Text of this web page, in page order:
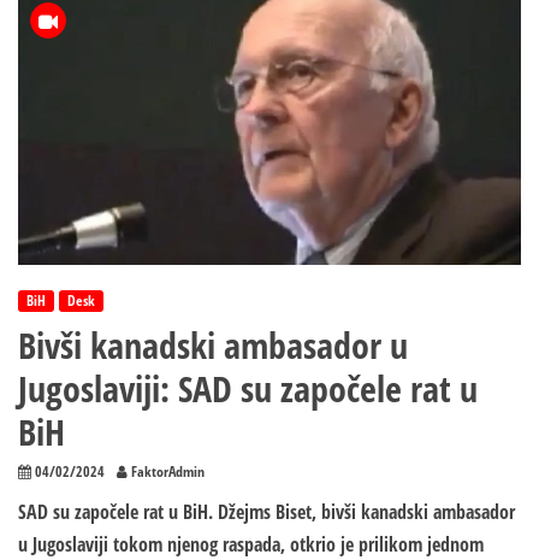
BiH Desk
Bivši kanadski ambasador u
Jugoslaviji: SAD su započele rat u
BiH
04/02/2024 FaktorAdmin
SAD su započele rat u BiH. Džejms Biset, bivši kanadski ambasador
u Jugoslaviji tokom njenog raspada, otkrio je prilikom jednom